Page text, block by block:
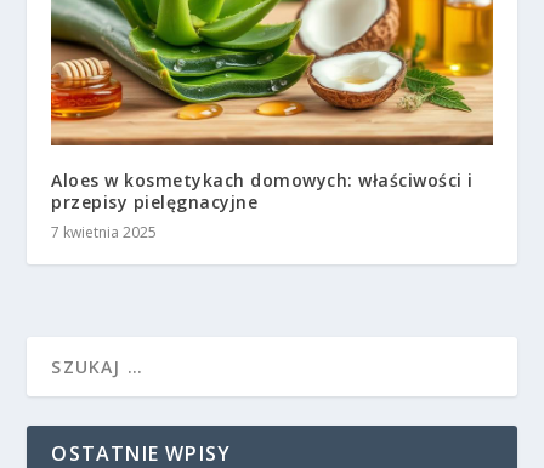
Aloes w kosmetykach domowych: właściwości i
przepisy pielęgnacyjne
7 kwietnia 2025
OSTATNIE WPISY